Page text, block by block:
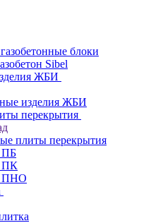
блоки
Sibel
ЖБИ
изделия ЖБИ
перекрытия
плиты перекрытия
ПБ
ПК
ПНО